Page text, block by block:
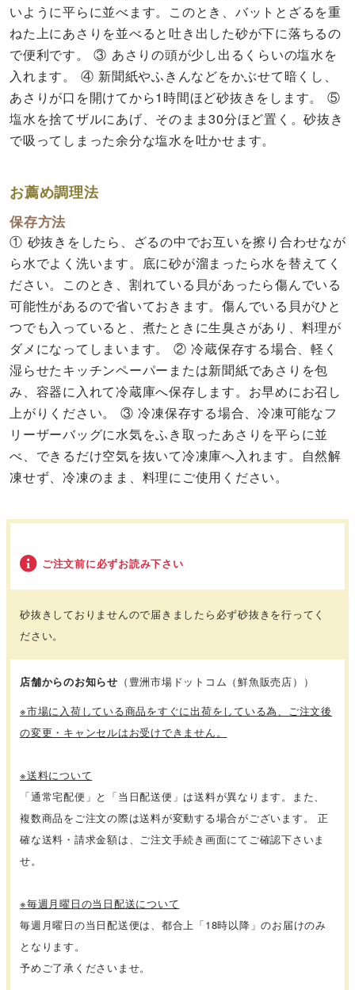
いように平らに並べます。このとき、バットとざるを重
ねた上にあさりを並べると吐き出した砂が下に落ちるの
で便利です。 ③ あさりの頭が少し出るくらいの塩水を
入れます。 ④ 新聞紙やふきんなどをかぶせて暗くし、
あさりが口を開けてから1時間ほど砂抜きをします。 ⑤
塩水を捨てザルにあげ、そのまま30分ほど置く。砂抜き
で吸ってしまった余分な塩水を吐かせます。
お薦め調理法
保存方法
① 砂抜きをしたら、ざるの中でお互いを擦り合わせなが
ら水でよく洗います。底に砂が溜まったら水を替えてく
ださい。このとき、割れている貝があったら傷んでいる
可能性があるので省いておきます。傷んでいる貝がひと
つでも入っていると、煮たときに生臭さがあり、料理が
ダメになってしまいます。 ② 冷蔵保存する場合、軽く
湿らせたキッチンペーパーまたは新聞紙であさりを包
み、容器に入れて冷蔵庫へ保存します。お早めにお召し
上がりください。 ③ 冷凍保存する場合、冷凍可能なフ
リーザーバッグに水気をふき取ったあさりを平らに並
べ、できるだけ空気を抜いて冷凍庫へ入れます。自然解
凍せず、冷凍のまま、料理にご使用ください。
ご注文前に必ずお読み下さい
砂抜きしておりませんので届きましたら必ず砂抜きを行ってく
ださい。
店舗からのお知らせ （豊洲市場ドットコム（鮮魚販売店））
※市場に入荷している商品をすぐに出荷をしている為、ご注文後
の変更・キャンセルはお受けできません。
※送料について
「通常宅配便」と「当日配送便」は送料が異なります。また、
複数商品をご注文の際は送料が変動する場合がございます。 正
確な送料・請求金額は、ご注文手続き画面にてご確認下さいま
せ。
※毎週月曜日の当日配送について
毎週月曜日の当日配送便は、都合上「18時以降」のお届けのみ
となります。
予めご了承くださいませ。